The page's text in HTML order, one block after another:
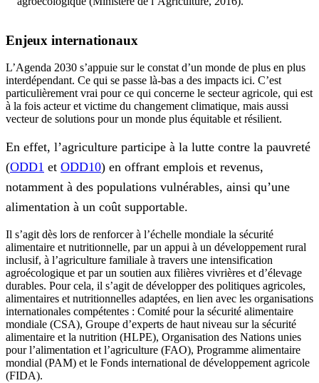
Enjeux internationaux
L’Agenda 2030 s’appuie sur le constat d’un monde de plus en plus
interdépendant. Ce qui se passe là-bas a des impacts ici. C’est
particulièrement vrai pour ce qui concerne le secteur agricole, qui est
à la fois acteur et victime du changement climatique, mais aussi
vecteur de solutions pour un monde plus équitable et résilient.
En effet, l’agriculture participe à la lutte contre la pauvreté
(ODD1 et ODD10) en offrant emplois et revenus,
notamment à des populations vulnérables, ainsi qu’une
alimentation à un coût supportable.
Il s’agit dès lors de renforcer à l’échelle mondiale la sécurité
alimentaire et nutritionnelle, par un appui à un développement rural
inclusif, à l’agriculture familiale à travers une intensification
agroécologique et par un soutien aux filières vivrières et d’élevage
durables. Pour cela, il s’agit de développer des politiques agricoles,
alimentaires et nutritionnelles adaptées, en lien avec les organisations
internationales compétentes : Comité pour la sécurité alimentaire
mondiale (CSA), Groupe d’experts de haut niveau sur la sécurité
alimentaire et la nutrition (HLPE), Organisation des Nations unies
pour l’alimentation et l’agriculture (FAO), Programme alimentaire
mondial (PAM) et le Fonds international de développement agricole
(FIDA).